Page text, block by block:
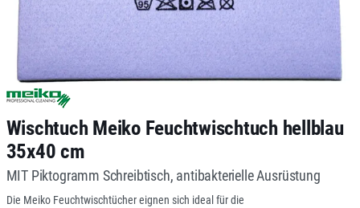
Wischtuch Meiko Feuchtwischtuch hellblau
35x40 cm
MIT Piktogramm Schreibtisch, antibakterielle Ausrüstung
Die Meiko Feuchtwischtücher eignen sich ideal für die